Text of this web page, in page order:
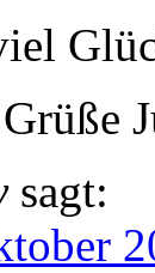
sagt: